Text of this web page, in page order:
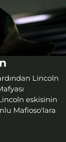
Lincoln
eskisinin
Mafioso'lara